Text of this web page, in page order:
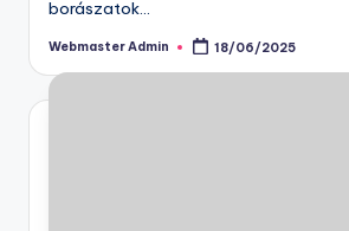
borászatok…
Posted
Webmaster Admin 18/06/2025